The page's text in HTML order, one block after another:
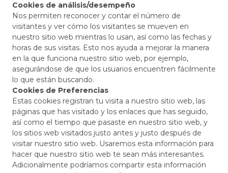
Cookies de análisis/desempeño
Nos permiten reconocer y contar el número de
visitantes y ver cómo los visitantes se mueven en
nuestro sitio web mientras lo usan, así como las fechas y
horas de sus visitas. Esto nos ayuda a mejorar la manera
en la que funciona nuestro sitio web, por ejemplo,
asegurándose de que los usuarios encuentren fácilmente
lo que están buscando.
Cookies de Preferencias
Estas cookies registran tu visita a nuestro sitio web, las
páginas que has visitado y los enlaces que has seguido,
así como el tiempo que pasaste en nuestro sitio web, y
los sitios web visitados justo antes y justo después de
visitar nuestro sitio web. Usaremos esta información para
hacer que nuestro sitio web te sean más interesantes.
Adicionalmente podríamos compartir esta información